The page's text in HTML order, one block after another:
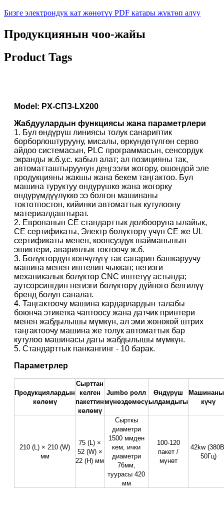
Бизге электрондук кат жөнөтүү PDF катары жүктөп алуу
Продукциянын чоо-жайы
Product Tags
Model: PX-СПЗ-LX200
Жабдуулардын функциясы жана параметрлери
1. Бул өндүрүш линиясы толук санариптик
борборлоштурууну, мисалы, өркүндөтүлгөн серво
айдоо системасын, PLC программасын, сенсордук
экранды ж.б.у.с. кабыл алат; ал позицияны так,
автоматташтыруунун деңгээли жогору, ошондой эле
продукцияны жакшы жана бекем таңгактоо. Бул
машина туруктуу өндүрүшкө жана жогорку
өндүрүмдүүлүккө ээ болгон машинаны
токтотпостон, кийинки автоматтык кутулоону
материалдаштырат.
2. Европанын CE стандарттык долбооруна ылайык,
CE сертификаты, Электр бөлүктөрү үчүн CE же UL
сертификаты менен, коопсуздук шайманынын
эшиктери, авариялык токтоочу ж.б.
3. Бөлүктөрдүн көпчүлүгү так санарип башкаруучу
машина менен иштелип чыккан; негизги
механикалык бөлүктөр CNC иштетүү астында;
аутсорсингдин негизги бөлүктөрү дүйнөгө белгилүү
бренд болуп саналат.
4. Таңгактоочу машина кардарлардын талабы
боюнча этикетка чаптоосу жана датчик принтери
менен жабдылышы мүмкүн, ал эми жөнөкөй штрих
таңгактоочу машина же толук автоматтык бар
кутулоо машинасы дагы жабдылышы мүмкүн.
5. Стандарттык панкангинг - 10 барак.
Параметрлер
Продукциялардын
көлөмү
Сырттан
келген
пакеттин
көлөмү
Jumbo ролл
мүнөздөмөсү
Өндүрүш
ылдамдыгы
күчү
210 (L) × 210 (W)
мм
75 (L) ×
52 (W) ×
22 (H) мм
Сырткы
диаметри
1500 ммден
кем, ички
диаметри
76мм,
туурасы 420
мм
100-120
пакет /
мүнөт
42kw
50Гц)